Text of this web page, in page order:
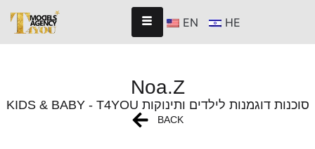
EN HE
Noa.Z
KIDS & BABY - T4YOU סוכנות דוגמנות לילדים ותינוקות
BACK